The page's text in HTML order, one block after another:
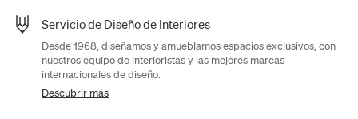
Servicio de Diseño de Interiores
Desde 1968, diseñamos y amueblamos espacios exclusivos, con
nuestros equipo de interioristas y las mejores marcas
internacionales de diseño.
Descubrir más